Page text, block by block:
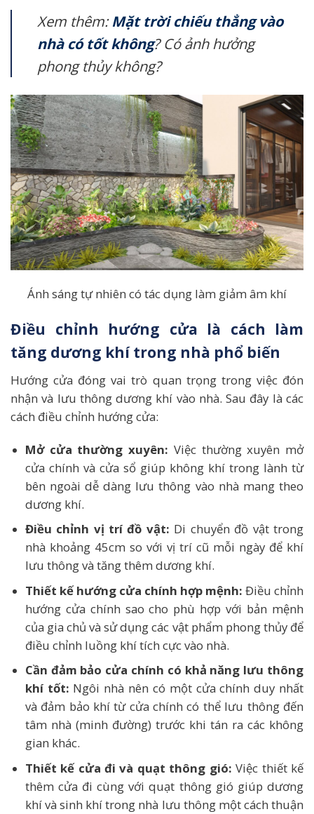
Xem thêm:Mặt trời chiếu thẳng vào
nhà có tốt không? Có ảnh hưởng
phong thủy không?
Ánh sáng tự nhiên có tác dụng làm giảm âm khí
Điều chỉnh hướng cửa là cách làm
tăng dương khí trong nhà phổ biến
Hướng cửa đóng vai trò quan trọng trong việc đón
nhận và lưu thông dương khí vào nhà. Sau đây là các
cách điều chỉnh hướng cửa:
Mở cửa thường xuyên: Việc thường xuyên mở
cửa chính và cửa sổ giúp không khí trong lành từ
bên ngoài dễ dàng lưu thông vào nhà mang theo
dương khí.
Điều chỉnh vị trí đồ vật: Di chuyển đồ vật trong
nhà khoảng 45cm so với vị trí cũ mỗi ngày để khí
lưu thông và tăng thêm dương khí.
Thiết kế hướng cửa chính hợp mệnh: Điều chỉnh
hướng cửa chính sao cho phù hợp với bản mệnh
của gia chủ và sử dụng các vật phẩm phong thủy để
điều chỉnh luồng khí tích cực vào nhà.
Cần đảm bảo cửa chính có khả năng lưu thông
khí tốt: Ngôi nhà nên có một cửa chính duy nhất
và đảm bảo khí từ cửa chính có thể lưu thông đến
tâm nhà (minh đường) trước khi tán ra các không
gian khác.
Thiết kế cửa đi và quạt thông gió: Việc thiết kế
thêm cửa đi cùng với quạt thông gió giúp dương
khí và sinh khí trong nhà lưu thông một cách thuận